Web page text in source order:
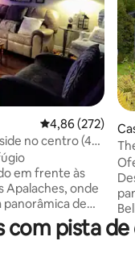
avaliações
4,86 de uma
4,86 (272)
no centro (4
em frente às
Apalaches, onde
panorâmica de
a relaxar,
onde a
com pista